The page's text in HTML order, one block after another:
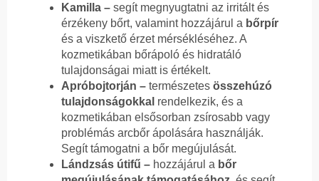
Kamilla – segít megnyugtatni az irritált és
érzékeny bőrt, valamint hozzájárul a bőrpír
és a viszkető érzet mérsékléséhez. A
kozmetikában bőrápoló és hidratáló
tulajdonságai miatt is értékelt.
Apróbojtorján – természetes összehúzó
tulajdonságokkal rendelkezik, és a
kozmetikában elsősorban zsírosabb vagy
problémás arcbőr ápolására használják.
Segít támogatni a bőr megújulását.
Lándzsás útifű – hozzájárul a bőr